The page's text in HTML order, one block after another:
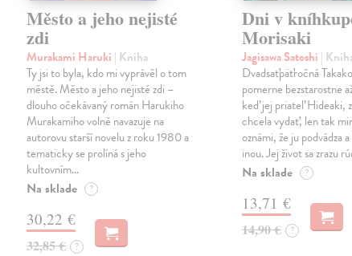
Město a jeho nejisté
zdi
Murakami Haruki | Kniha
Ty jsi to byla, kdo mi vyprávěl o tom
městě. Město a jeho nejisté zdi –
dlouho očekávaný román Harukiho
Murakamiho volně navazuje na
autorovu starší novelu z roku 1980 a
tematicky se prolíná s jeho
kultovním…
Na sklade ?
30,22 €
32,85 € ?
Dni v
Morisaki
Jagisawa Satoshi |
Dvadsaťpäťročná
pomerne bezstarostne
keď jej priateľ Hideaki,
chcela vydať, len tak
oznámi, že ju podvádza a
inou. Jej život sa zrazu
Na sklade ?
13,71 €
14,90 € ?